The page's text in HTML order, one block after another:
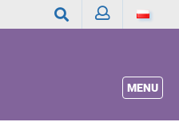
MENU